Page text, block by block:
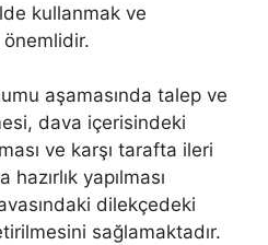
kullanmak ve
aşamasında talep ve
dava içerisindeki
ve karşı tarafta ileri
yapılması
dilekçedeki
sağlamaktadır.